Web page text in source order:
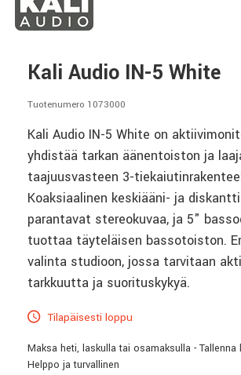
Kali Audio IN-5 White
Tuotenumero 1073000
Kali Audio IN-5 White on
yhdistää tarkan äänentoiston ja
taajuusvasteen 3-
Koaksiaalinen keskiääni- ja
parantavat stereokuvaa, ja 5"
tuottaa täyteläisen bassotoiston.
valinta studioon, jossa tarvitaan
tarkkuutta ja suorituskykyä.
Tilapäisesti loppu
Maksa heti, laskulla tai osamaksulla - Tallenna
Helppo ja turvallinen